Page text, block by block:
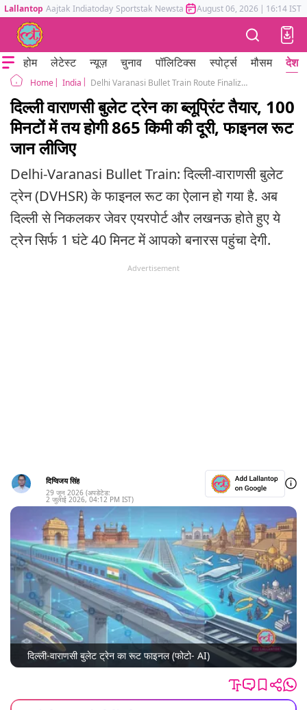
Lallantop Aajtak Indiatoday Sportstak Newstak Mumbai Tak Astrotak
August 06, 2026 | 16:14 IST
होम लेटेस्ट न्यूज़ चुनाव पॉलिटिक्स स्पोर्ट्स मौसम देश
Home India Delhi Varanasi Bullet Train Route Finalized: Jewar and Lucknow Connection to Reduce Travel Time to 1 Hour 40 Minutes
दिल्ली वाराणसी बुलेट ट्रेन का ब्लूप्रिंट तैयार, 100
मिनटों में तय होगी 865 किमी की दूरी, फाइनल रूट
जान लीजिए
Delhi-Varanasi Bullet Train: दिल्ली-वाराणसी बुलेट
ट्रेन (DVHSR) के फाइनल रूट का ऐलान हो गया है. अब
दिल्ली से निकलकर जेवर एयरपोर्ट और लखनऊ होते हुए ये
ट्रेन सिर्फ 1 घंटे 40 मिनट में आपको बनारस पहुंचा देगी.
Advertisement
दिग्विजय सिंह
29 जून 2026 (अपडेटेड:
2 जुलाई 2026, 04:12 PM IST)
दिल्ली-वाराणसी बुलेट ट्रेन का रूट फाइनल (फोटो- AI)